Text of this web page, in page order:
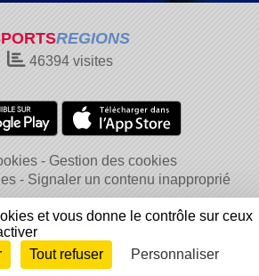
REGIONS
46394visites
Gestion des cookies
Signaler un contenu inapproprié
Connexion
et vous donne le contrôle sur ceux
Tout refuser Personnaliser